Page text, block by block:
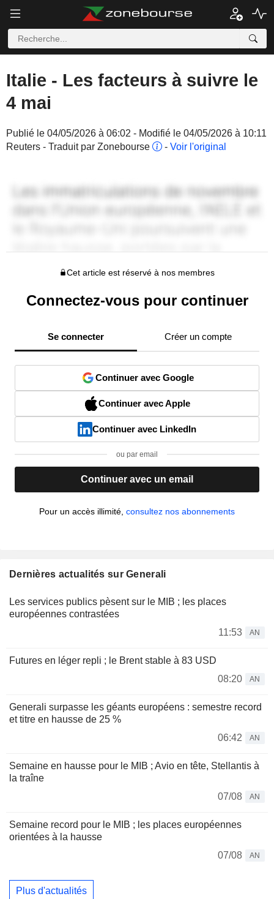
Italie - Les facteurs à suivre le
4 mai
Publié le 04/05/2026 à 06:02 - Modifié le 04/05/2026 à 10:11
Reuters - Traduit par Zonebourse
- Voir l'original
Cet article est réservé à nos membres
Connectez-vous pour continuer
Se connecter Créer un compte
Continuer avec Google
Continuer avec Apple
Continuer avec LinkedIn
ou par email
Continuer avec un email
Pour un accès illimité, consultez nos abonnements
Dernières actualités sur Generali
Les services publics pèsent sur le MIB ; les places
européennes contrastées
11:53
AN
Futures en léger repli ; le Brent stable à 83 USD
08:20
AN
Generali surpasse les géants européens : semestre record
et titre en hausse de 25 %
06:42
AN
Semaine en hausse pour le MIB ; Avio en tête, Stellantis à
la traîne
07/08
AN
Semaine record pour le MIB ; les places européennes
orientées à la hausse
07/08
AN
Plus d'actualités